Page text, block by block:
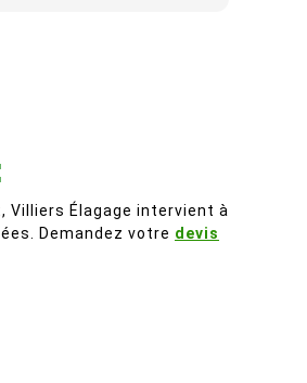
métier, c'est juste une
Et en plus ils sont
sympathique. Bref,
Villiers Élagage intervient à
Demandez votre devis